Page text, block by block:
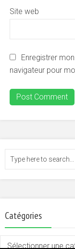
Site web
Enregistrer
navigateur pour
Catégories